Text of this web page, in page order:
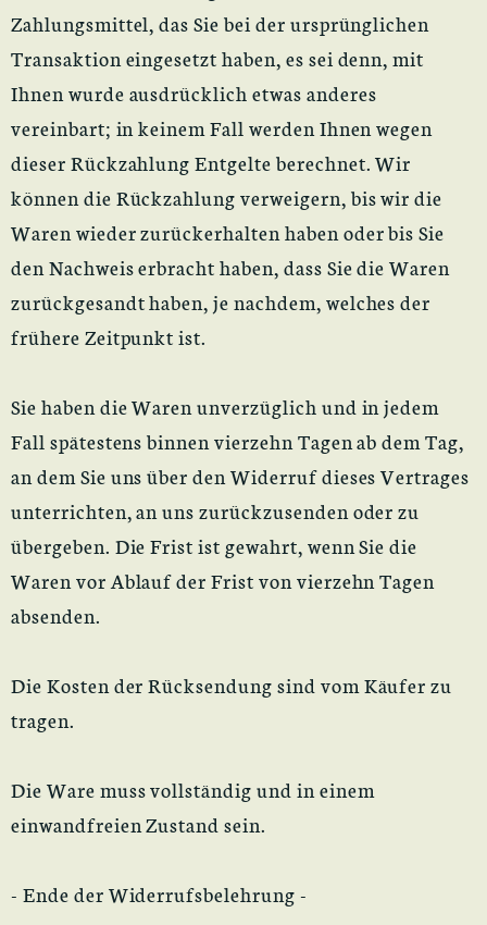
Zahlungsmittel, das Sie bei der ursprünglichen
Transaktion eingesetzt haben, es sei denn, mit
Ihnen wurde ausdrücklich etwas anderes
vereinbart; in keinem Fall werden Ihnen wegen
dieser Rückzahlung Entgelte berechnet. Wir
können die Rückzahlung verweigern, bis wir die
Waren wieder zurückerhalten haben oder bis Sie
den Nachweis erbracht haben, dass Sie die Waren
zurückgesandt haben, je nachdem, welches der
frühere Zeitpunkt ist.
Sie haben die Waren unverzüglich und in jedem
Fall spätestens binnen vierzehn Tagen ab dem Tag,
an dem Sie uns über den Widerruf dieses Vertrages
unterrichten, an uns zurückzusenden oder zu
übergeben. Die Frist ist gewahrt, wenn Sie die
Waren vor Ablauf der Frist von vierzehn Tagen
absenden.
Die Kosten der Rücksendung sind vom Käufer zu
tragen.
Die Ware muss vollständig und in einem
einwandfreien Zustand sein.
- Ende der Widerrufsbelehrung -